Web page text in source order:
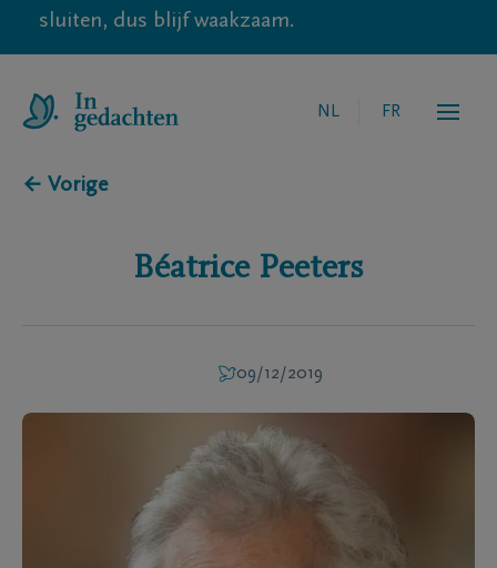
sluiten, dus blijf waakzaam.
NL FR
← Vorige
Béatrice Peeters
09/12/2019